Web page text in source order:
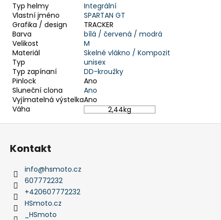
Typ helmy
Integrální
Vlastní jméno
SPARTAN GT
Grafika / design
TRACKER
Barva
bílá / červená / modrá
Velikost
M
Materiál
Skelné vlákno / Kompozit
Typ
unisex
Typ zapínaní
DD-kroužky
Pinlock
Ano
Sluneční clona
Ano
Vyjímatelná výstelkaAno
Váha
2,44kg
Z
Kontakt
info@hsmoto.cz
607772232
+420607772232
HSmoto.cz
_HSmoto